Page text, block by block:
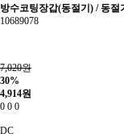
방수코팅장갑(동절기) / 동
10689078
7,020원
30%
4,914원
0 0 0
DC